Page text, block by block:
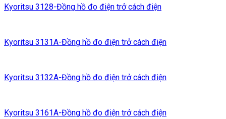
Kyoritsu 3128-Đồng hồ đo điện trở cách điện
Kyoritsu 3131A-Đồng hồ đo điện trở cách điện
Kyoritsu 3132A-Đồng hồ đo điện trở cách điện
Kyoritsu 3161A-Đồng hồ đo điện trở cách điện